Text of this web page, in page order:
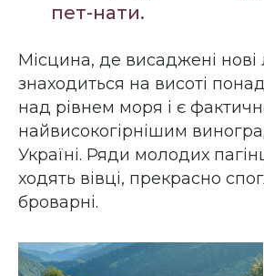
пет-нати.
Місцина, де висаджені нові
знаходиться на висоті
над рівнем моря і є
найвисокогірнішим
Україні. Ряди молодих
ходять вівці, прекрасно
броварні.